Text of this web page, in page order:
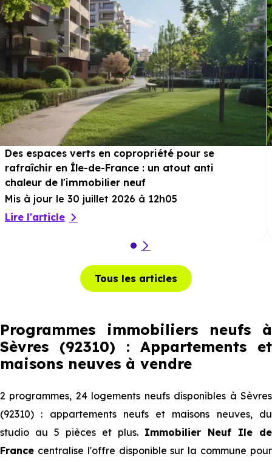
Des espaces verts en copropriété pour se
rafraîchir en Île-de-France : un atout anti
chaleur de l'immobilier neuf
Mis à jour le 30 juillet 2026 à 12h05
Lire l'article
Tous les articles
Programmes immobiliers neufs à
Sèvres (92310) : Appartements et
maisons neuves à vendre
2 programmes, 24 logements neufs disponibles à Sèvres
(92310) : appartements neufs et maisons neuves, du
studio au 5 pièces et plus. Immobilier Neuf Ile de
France centralise l'offre disponible sur la commune pour